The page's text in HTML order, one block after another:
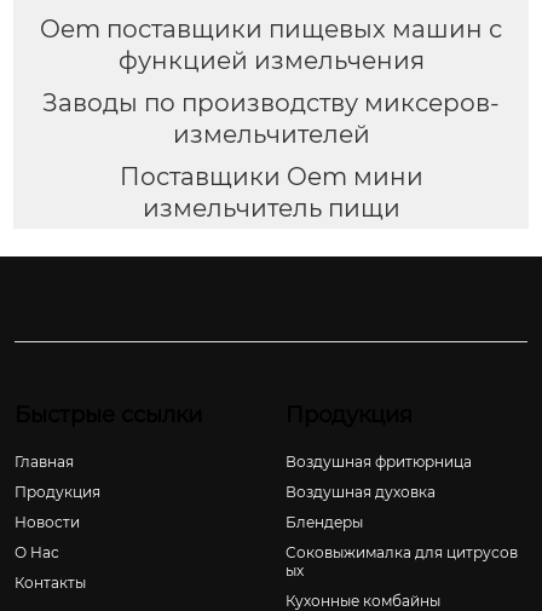
Oem поставщики пищевых машин с
функцией измельчения
Заводы по производству миксеров-
измельчителей
Поставщики Oem мини
измельчитель пищи
Главная
Продукция
Новости
О Hас
Контакты
Воздушная фритюрница
Воздушная духовка
Блендеры
Соковыжималка для цитрусов
ых
Кухонные комбайны